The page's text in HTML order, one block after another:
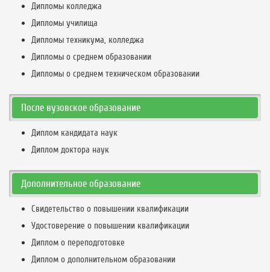
Дипломы колледжа
Дипломы училища
Дипломы техникума, колледжа
Дипломы о среднем образовании
Дипломы о среднем техническом образовании
После вузовское образование
Диплом кандидата наук
Диплом доктора наук
Дополнительное образование
Свидетельство о повышении квалификации
Удостоверение о повышении квалификации
Диплом о переподготовке
Диплом о дополнительном образовании